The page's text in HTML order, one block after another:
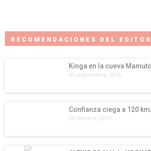
RECOMENDACIONES DEL EDITOR
Kinga en la cueva
30 septiembre, 2016
Confianza ciega a 120
24 febrero, 2017